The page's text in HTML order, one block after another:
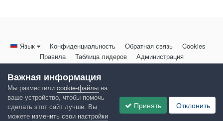
Язык Конфиденциальность Обратная связь
Cookies
Правила
Таблица лидеров Администрация
Powered by Invision Community
Важная информация
Мы разместили cookie-файлы на
ваше устройство, чтобы помочь
сделать этот сайт лучше. Вы
можете изменить свои настройки
Принять Отклонить